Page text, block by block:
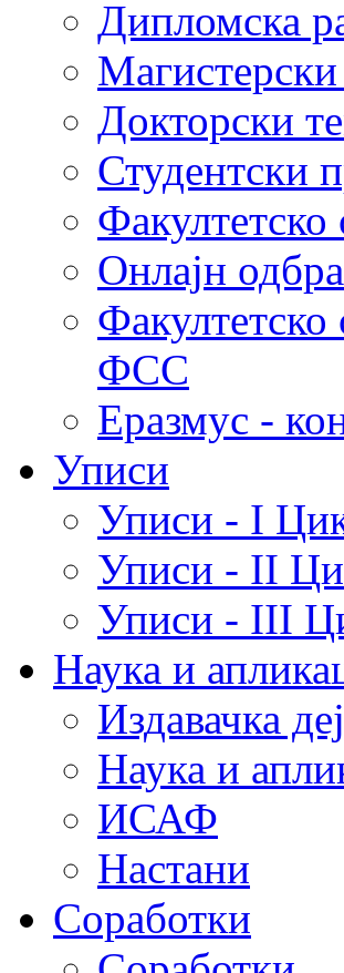
Дипломска
Докторски
Студентски
Онлајн
ФСС
Еразмус -
Уписи
Уписи - I
Уписи - II
Уписи - III
Наука и
Издавачка
Наука и
ИСАФ
Настани
Соработки